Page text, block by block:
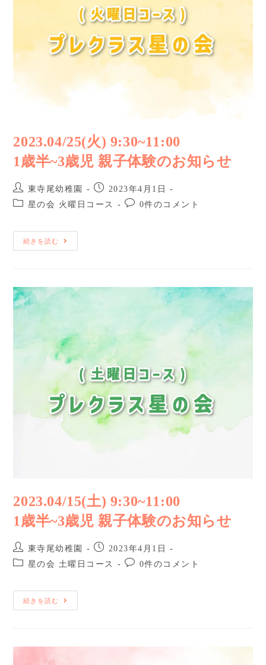
2023.04/25(火) 9:30~11:00
1歳半~3歳児 親子体験のお知らせ
東寺尾幼稚園
2023年4月1日
星の会 火曜日コース
0件のコメント
続きを読む
2023.04/15(土) 9:30~11:00
1歳半~3歳児 親子体験のお知らせ
東寺尾幼稚園
2023年4月1日
星の会 土曜日コース
0件のコメント
続きを読む